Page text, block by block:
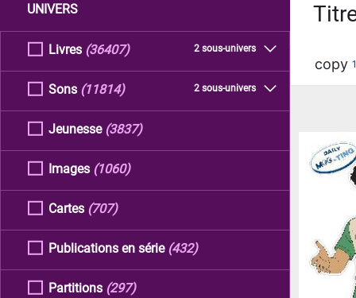
UNIVERS
Livres 2 sous-univers
(36407)
Sons 2 sous-univers
(11814)
Jeunesse (3837)
Images (1060)
Cartes (707)
Publications en série (432)
Partitions (297)
copy